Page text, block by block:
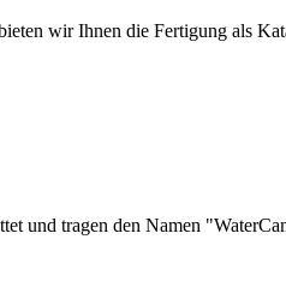
wir Ihnen die Fertigung als
und tragen den Namen